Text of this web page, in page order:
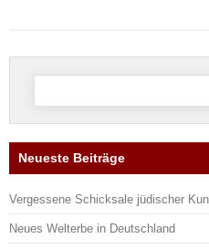
Suche
Neueste Beiträge
Vergessene Schicksale jüdischer
Neues Welterbe in Deutschland